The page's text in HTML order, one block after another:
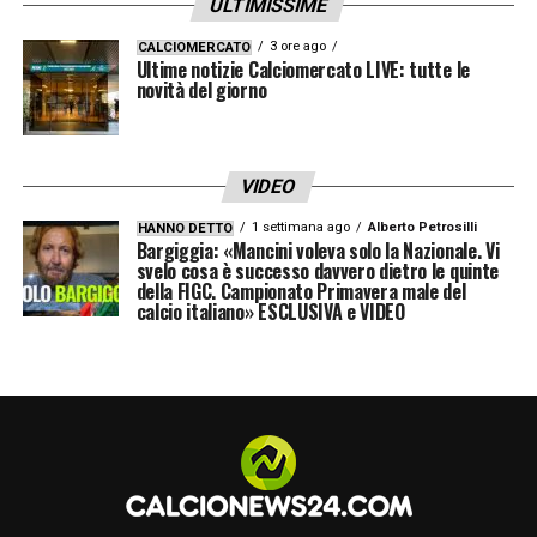
LA PLAYLIST DELLE NOSTRE TOP NEWS
ULTIMISSIME
CALCIOMERCATO 3 ore ago
Ultime notizie Calciomercato LIVE: tutte le
novità del giorno
VIDEO
HANNO DETTO 1 settimana ago Alberto Petrosilli
Bargiggia: «Mancini voleva solo la Nazionale. Vi
svelo cosa è successo davvero dietro le quinte
della FIGC. Campionato Primavera male del
calcio italiano» ESCLUSIVA e VIDEO